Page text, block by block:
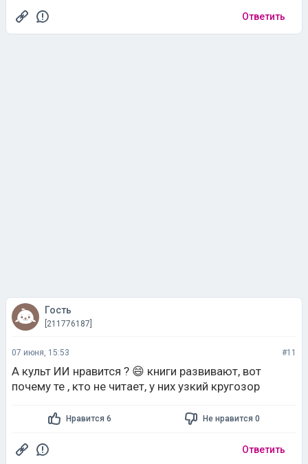
Ответить
Гость
[211776187]
07 июня, 15:53 #11
А культ ИИ нравится ? 😄 книги развивают, вот
почему те , кто не читает, у них узкий кругозор
Нравится 6 Не нравится 0
Ответить